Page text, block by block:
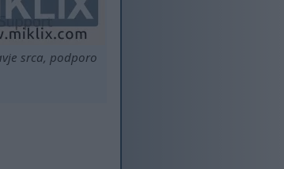
srca, podporo